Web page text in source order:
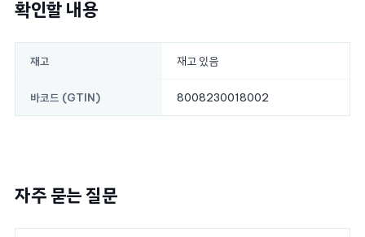
확인할 내용
재고 재고 있음
바코드 (GTIN) 8008230018002
자주 묻는 질문